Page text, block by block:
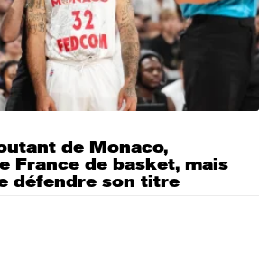
de Monaco,
France de basket, mais
défendre son titre